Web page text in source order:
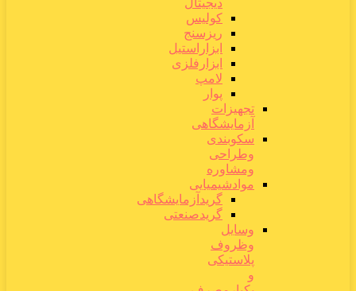
دیجیتال
کولیس
ریزسنج
ابزاراستیل
ابزارفلزی
لامپ
پوار
تجهیزات
آزمایشگاهی
سکوبندی
وطراحی
ومشاوره
موادشیمیایی
گریدآزمایشگاهی
گریدصنعتی
وسایل
وظروف
پلاستیکی
و